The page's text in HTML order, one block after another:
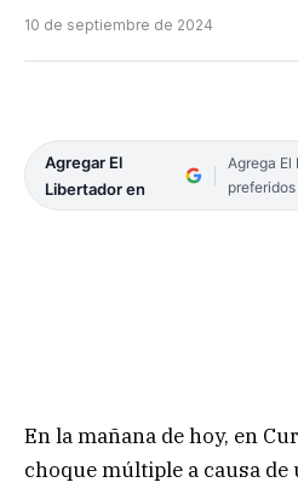
10 de septiembre de 2024
Agregar El
Libertador en
Agrega El
En la mañana de hoy, en
choque múltiple a causa